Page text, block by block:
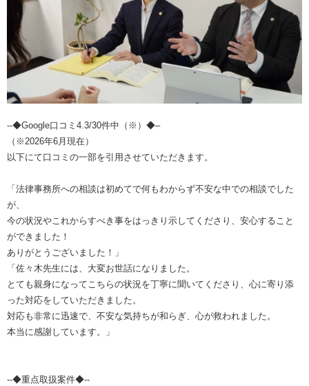
--◆Google口コミ4.3/30件中（※）◆–
（※2026年6月現在）
以下にて口コミの一部を引用させていただきます。
「法律事務所への相談は初めてで何もわからず不安な中での相談でした
が、
今の状況やこれからすべき事をはっきり示してくださり、安心すること
ができました！
ありがとうございました！」
「佐々木先生には、大変お世話になりました。
とても親身になってこちらの状況を丁寧に聞いてくださり、心に寄り添
った対応をしていただきました。
対応も非常に迅速で、不安な気持ちが和らぎ、心が救われました。
本当に感謝しています。」
--◆重点取扱案件◆--